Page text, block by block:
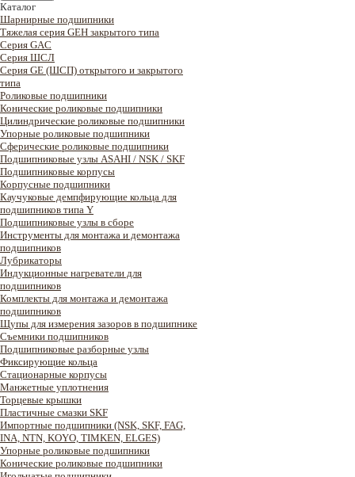
Каталог
Шарнирные подшипники
Тяжелая серия GEH закрытого типа
Серия GAC
Cерия ШСЛ
Серия GE (ШСП) открытого и закрытого
типа
Роликовые подшипники
Конические роликовые подшипники
Цилиндрические роликовые подшипники
Упорные роликовые подшипники
Сферические роликовые подшипники
Подшипниковые узлы ASAHI / NSK / SKF
Подшипниковые корпусы
Корпусные подшипники
Каучуковые демпфирующие кольца для
подшипников типа Y
Подшипниковые узлы в сборе
Инструменты для монтажа и демонтажа
подшипников
Лубрикаторы
Индукционные нагреватели для
подшипников
Комплекты для монтажа и демонтажа
подшипников
Щупы для измерения зазоров в подшипнике
Съемники подшипников
Подшипниковые разборные узлы
Фиксирующие кольца
Стационарные корпусы
Манжетные уплотнения
Торцевые крышки
Пластичные смазки SKF
Импортные подшипники (NSK, SKF, FAG,
INA, NTN, KOYO, TIMKEN, ELGES)
Упорные роликовые подшипники
Конические роликовые подшипники